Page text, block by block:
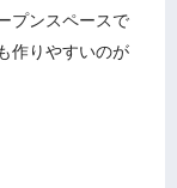
プンスペースで
作りやすいのが